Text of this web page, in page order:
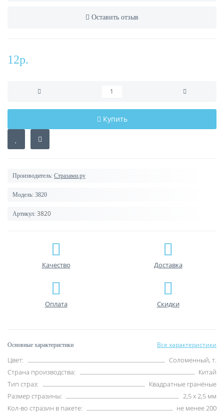
Оставить отзыв
12р.
Купить
Производитель: Стразами.ру
Модель: 3820
Артикул: 3820
Качество Доставка
Оплата Скидки
Основные характеристики Все характеристики
Цвет:
Соломенный, т.
Страна производства:
Китай
Тип страз:
Квадратные гранёные
Размер стразины:
2,5 х 2,5 мм
Кол-во стразин в пакете:
не менее 200